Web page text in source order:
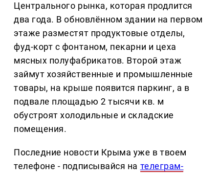
Центрального рынка, которая продлится
два года. В обновлённом здании на первом
этаже разместят продуктовые отделы,
фуд-корт с фонтаном, пекарни и цеха
мясных полуфабрикатов. Второй этаж
займут хозяйственные и промышленные
товары, на крыше появится паркинг, а в
подвале площадью 2 тысячи кв. м
обустроят холодильные и складские
помещения.
Последние новости Крыма уже в твоем
телефоне - подписывайся на телеграм-